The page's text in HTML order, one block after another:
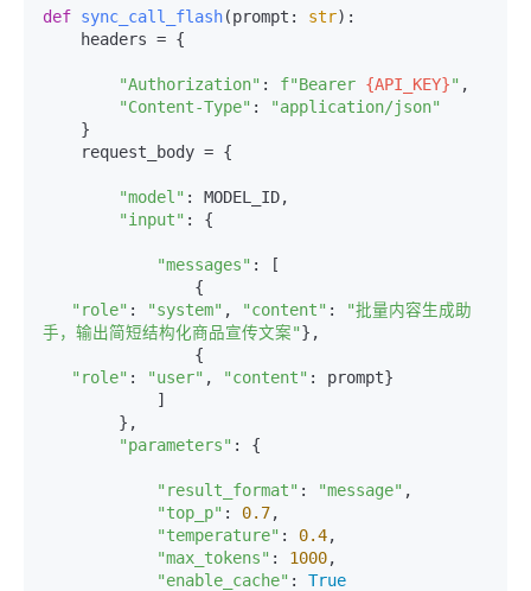
def sync_call_flash(prompt: str):
"Authorization" : f"Bearer {API_KEY}" ,
"Content-Type" :
"application/json"
"model" : MODEL_ID,
"input" : {
"messages" : [
"role" : "system" , "content" :
"批量内容生成助
手，输出简短结构化商品宣传文案"},
"role" : "user" , "content" : prompt}
"parameters" : {
"result_format" : "message" ,
"top_p" : 0.7,
"temperature" : 0.4,
"max_tokens" : 1000,
"enable_cache" : True